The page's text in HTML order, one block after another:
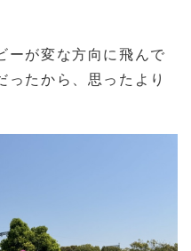
ーが変な方向に飛んで
ったから、思ったより